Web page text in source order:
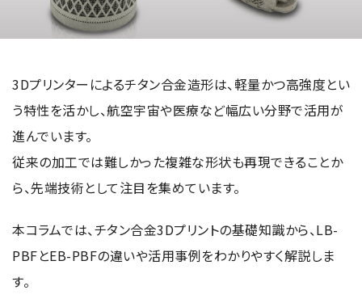
ニュース
TEM周辺機器
SEM周辺機器
断面試料作製装置 (CP)
集束イオンビーム加工観察装置 (FIB)
電子プローブマイクロアナライザー (EPMA)
オージェマイクロプローブ (Auger)
光電子分光装置 (XPS、ESCA)
蛍光X線分析装置 (XRF)
講習
受託分析
サブスクリプション
リース
半導体
資源・エネルギー
鉄鋼
ガラス・セラミック
食品・植物
防衛・航空宇宙
イベント・セミナー
最新のセミナー / ウェビナー
最新のイベント・展示会
ウェビナーアーカイブ
会社情報
会社概要
ご挨拶
経営理念
事業紹介
グローバルネットワーク
IR情報
サステナビリティ
採用情報
3Dプリンターによるチタン合金造形は、軽量かつ高強度とい
う特性を活かし、航空宇宙や医療など幅広い分野で活用が
進んでいます。
従来の加工では難しかった複雑な形状も再現できることか
ら、先端技術として注目を集めています。
本コラムでは、チタン合金3Dプリントの基礎知識から、LB-
PBFとEB-PBFの違いや活用事例をわかりやすく解説しま
す。